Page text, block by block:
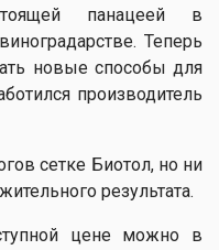
панацеей в
Теперь
новые способы для
производитель
сетке Биотол, но ни
результата.
цене можно в